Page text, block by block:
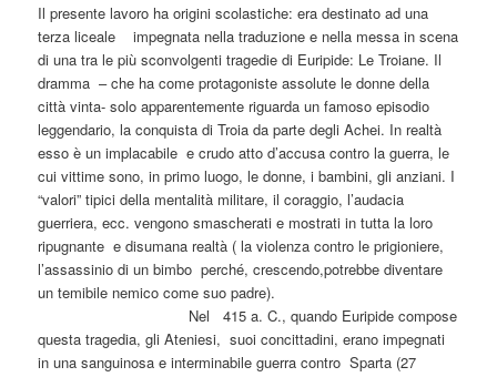
Il presente lavoro ha origini scolastiche: era destinato ad una
terza liceale impegnata nella traduzione e nella messa in scena
di una tra le più sconvolgenti tragedie di Euripide: Le Troiane. Il
dramma – che ha come protagoniste assolute le donne della
città vinta- solo apparentemente riguarda un famoso episodio
leggendario, la conquista di Troia da parte degli Achei. In realtà
esso è un implacabile e crudo atto d’accusa contro la guerra, le
cui vittime sono, in primo luogo, le donne, i bambini, gli anziani. I
“valori” tipici della mentalità militare, il coraggio, l’audacia
guerriera, ecc. vengono smascherati e mostrati in tutta la loro
ripugnante e disumana realtà ( la violenza contro le prigioniere,
l’assassinio di un bimbo perché, crescendo,potrebbe diventare
un temibile nemico come suo padre).
Nel 415 a. C., quando Euripide compose
questa tragedia, gli Ateniesi, suoi concittadini, erano impegnati
in una sanguinosa e interminabile guerra contro Sparta (27